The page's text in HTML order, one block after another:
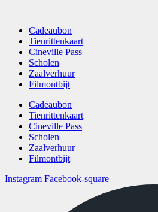
Cadeaubon
Tienrittenkaart
Cineville Pass
Scholen
Zaalverhuur
Filmontbijt
Cadeaubon
Tienrittenkaart
Cineville Pass
Scholen
Zaalverhuur
Filmontbijt
Instagram Facebook-square